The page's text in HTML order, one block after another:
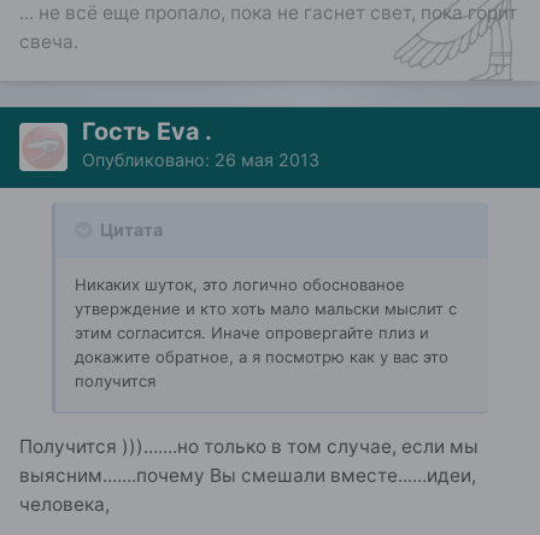
... не всё еще пропало, пока не гаснет свет, пока горит
свеча.
Гость Eva .
Опубликовано: 26 мая 2013
Цитата
Никаких шуток, это логично обоснованое
утверждение и кто хоть мало мальски мыслит с
этим согласится. Иначе опровергайте плиз и
докажите обратное, а я посмотрю как у вас это
получится
Получится ))).......но только в том случае, если мы
выясним.......почему Вы смешали вместе......идеи,
человека,